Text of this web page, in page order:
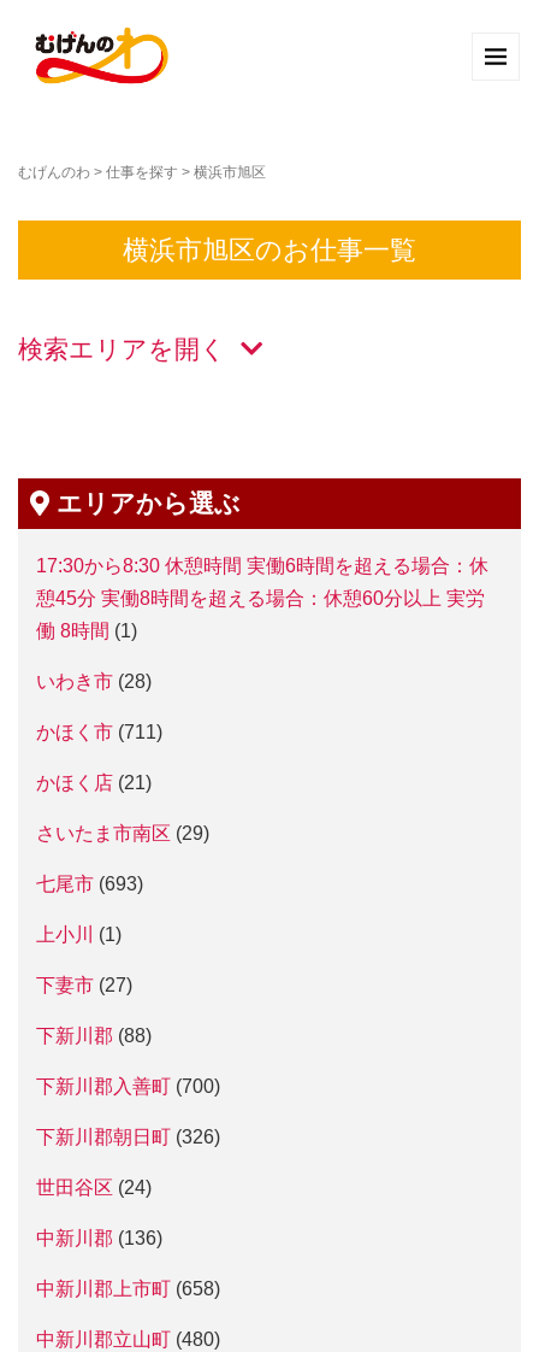
むげんのわ > 仕事を探す > 横浜市旭区
横浜市旭区のお仕事一覧
検索エリアを
エリアから選ぶ
17:30から8:30 休憩時間 実働6時間を超える場合：休
憩45分 実働8時間を超える場合：休憩60分以上 実労
働 8時間 (1)
いわき市 (28)
かほく市 (711)
かほく店 (21)
さいたま市南区 (29)
七尾市 (693)
上小川 (1)
下妻市 (27)
下新川郡 (88)
下新川郡入善町 (700)
下新川郡朝日町 (326)
世田谷区 (24)
中新川郡 (136)
中新川郡上市町 (658)
中新川郡立山町 (480)